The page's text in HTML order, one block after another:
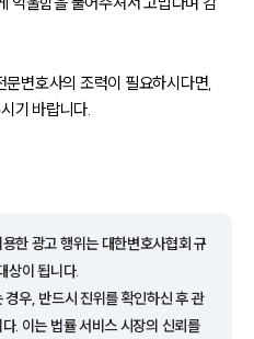
소개
강점
는 길
트너 로펌
문변호사의 조력이 필요하시다면,
기 바랍니다.
한 광고 행위는 대한변호사협회 규
상이 됩니다.
우, 반드시 진위를 확인하신 후 관
. 이는 법률 서비스 시장의 신뢰를